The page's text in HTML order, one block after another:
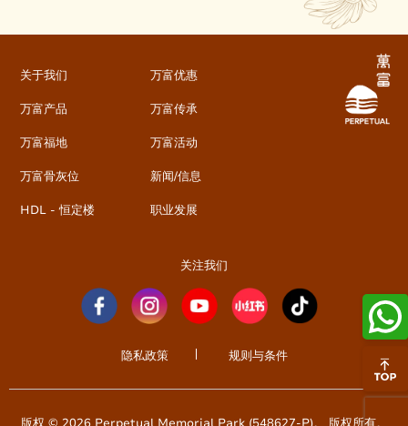
关于我们
万富产品
万富福地
万富骨灰位
HDL - 恒定楼
万富优惠
万富传承
万富活动
新闻/信息
职业发展
关注我们
隐私政策 规则与条件
版权 © 2026 Perpetual Memorial Park (548627-P)。 版权所有。